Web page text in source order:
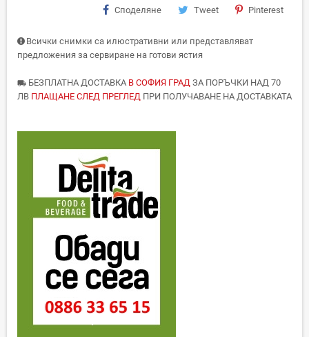
Споделяне Tweet Pinterest
Всички снимки са илюстративни или представляват
предложения за сервиране на готови ястия
local_shipping БЕЗПЛАТНА ДОСТАВКА В СОФИЯ ГРАД ЗА ПОРЪЧКИ НАД 70
ЛВ ПЛАЩАНЕ СЛЕД ПРЕГЛЕД ПРИ ПОЛУЧАВАНЕ НА ДОСТАВКАТА